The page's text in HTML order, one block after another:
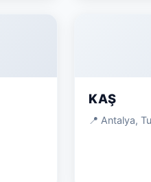
KAŞ
📍 Antalya,